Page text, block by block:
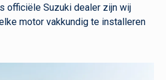
officiële Suzuki dealer zijn wij
motor vakkundig te installeren